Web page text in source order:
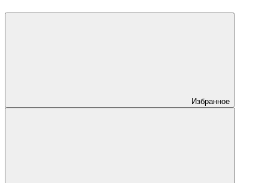
Избранное